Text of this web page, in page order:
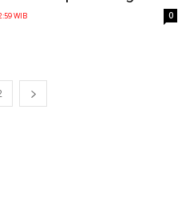
WIB 0